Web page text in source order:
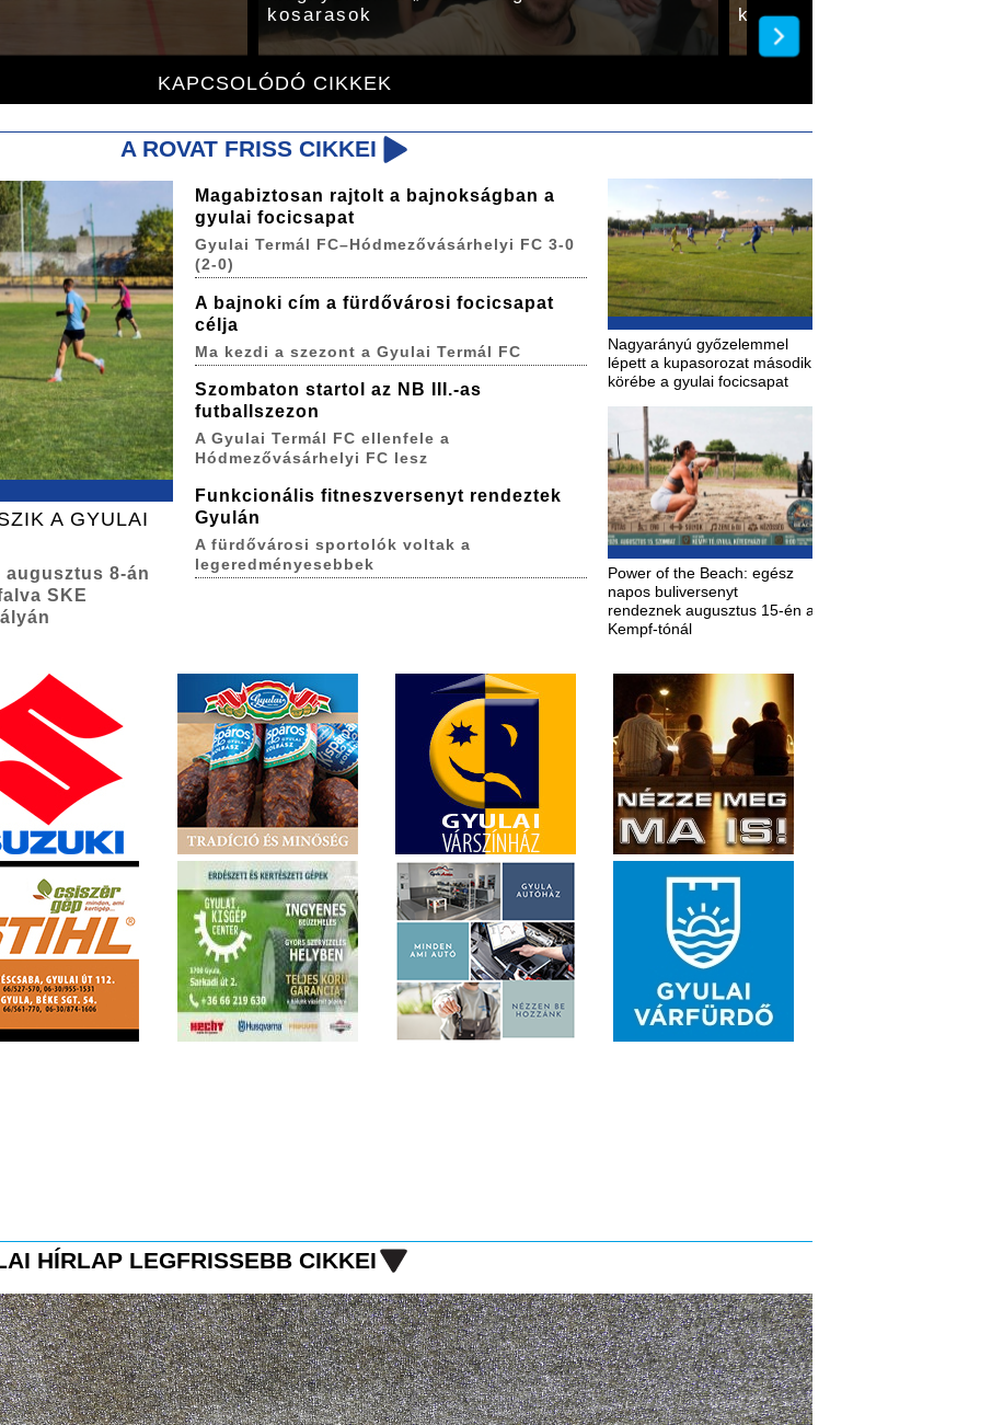
KAPCSOLÓDÓ CIKKEK
kosarasok
kosarasok
A ROVAT FRISS CIKKEI
A GYULAI
augusztus 8-án
SKE
Nagyarányú győzelemmel
lépett a kupasorozat második
körébe a gyulai focicsapat
Power of the Beach: egész
napos buliversenyt
rendeznek augusztus 15-én a
Kempf-tónál
Magabiztosan rajtolt a bajnokságban a
gyulai focicsapat
Gyulai Termál FC–Hódmezővásárhelyi FC 3-0
(2-0)
A bajnoki cím a fürdővárosi focicsapat
célja
Ma kezdi a szezont a Gyulai Termál FC
Szombaton startol az NB III.-as
futballszezon
A Gyulai Termál FC ellenfele a
Hódmezővásárhelyi FC lesz
Funkcionális fitneszversenyt rendeztek
Gyulán
A fürdővárosi sportolók voltak a
legeredményesebbek
HÍRLAP LEGFRISSEBB CIKKEI